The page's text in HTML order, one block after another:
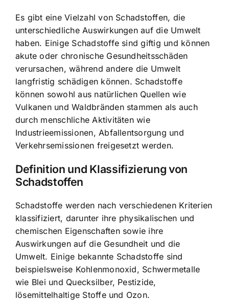
Es gibt eine Vielzahl von Schadstoffen, die
unterschiedliche Auswirkungen auf die Umwelt
haben. Einige Schadstoffe sind giftig und können
akute oder chronische Gesundheitsschäden
verursachen, während andere die Umwelt
langfristig schädigen können. Schadstoffe
können sowohl aus natürlichen Quellenwie
Vulkanen und Waldbränden stammen als auch
durch menschliche Aktivitäten wie
Industrieemissionen, Abfallentsorgung und
Verkehrsemissionen freigesetzt werden.
Definition und Klassifizierung von
Schadstoffen
Schadstoffe werden nach verschiedenen Kriterien
klassifiziert, darunter ihre physikalischen und
chemischen Eigenschaften sowie ihre
Auswirkungen auf die Gesundheit und die
Umwelt. Einige bekannte Schadstoffe sind
beispielsweise Kohlenmonoxid, Schwermetalle
wie Blei und Quecksilber, Pestizide,
lösemittelhaltige Stoffe und Ozon.